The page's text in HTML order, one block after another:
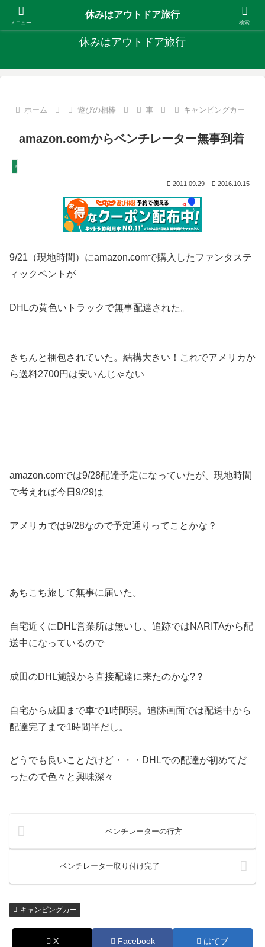
キャンプ、釣り、旅行など外遊びを楽しんでます
休みはアウトドア旅行
ホーム 遊びの相棒 車 キャンピングカー
amazon.comからベンチレーター無事到着
キャンピングカー
2011.09.29 2016.10.15
9/21（現地時間）にamazon.comで購入したファンタステ
ィックベントが
DHLの黄色いトラックで無事配達された。
きちんと梱包されていた。結構大きい！これでアメリカか
ら送料2700円は安いんじゃない
amazon.comでは9/28配達予定になっていたが、現地時間
で考えれば今日9/29は
アメリカでは9/28なので予定通りってことかな？
あちこち旅して無事に届いた。
自宅近くにDHL営業所は無いし、追跡ではNARITAから配
送中になっているので
成田のDHL施設から直接配達に来たのかな?？
自宅から成田まで車で1時間弱。追跡画面では配送中から
配達完了まで1時間半だし。
どうでも良いことだけど・・・DHLでの配達が初めてだ
ったので色々と興味深々
ベンチレーターの行方
ベンチレーター取り付け完了
キャンピングカー
X Facebook はてブ
メニュー
休みはアウトドア旅行
検索